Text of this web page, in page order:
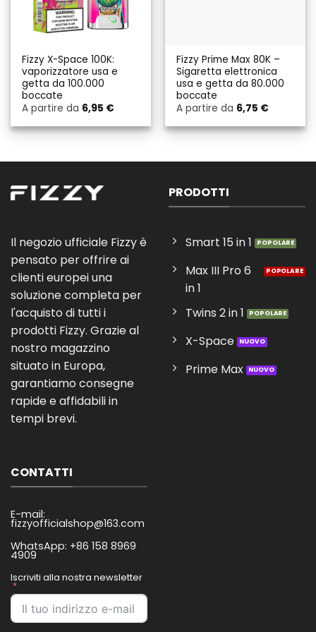
Fizzy X-Space 100K:
vaporizzatore usa e
getta da 100.000
boccate
A partire da 6,95 €
Fizzy Prime Max 80K –
Sigaretta elettronica
usa e getta da 80.000
boccate
A partire da 6,75 €
Il negozio ufficiale Fizzy è
pensato per offrire ai
clienti europei una
soluzione completa per
l'acquisto di tutti i
prodotti Fizzy. Grazie al
nostro magazzino
situato in Europa,
garantiamo consegne
rapide e affidabili in
tempi brevi.
PRODOTTI
Smart 15 in 1
Max III Pro 6
in 1
Twins 2 in 1
X-Space
Prime Max
CONTATTI
E-mail:
fizzyofficialshop@163.com
WhatsApp: +86 158 8969
4909
Iscriviti alla nostra newsletter